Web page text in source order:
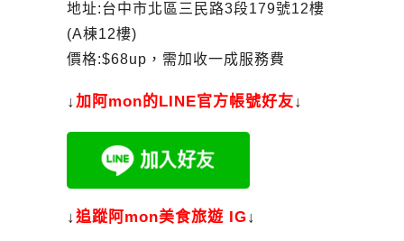
地址:台中市北區三民路3段179號12樓
(A棟12樓)
價格:$68up，需加收一成服務費
↓加 阿mon的LINE官方帳號好友↓
↓追蹤阿mon美食旅遊 IG↓